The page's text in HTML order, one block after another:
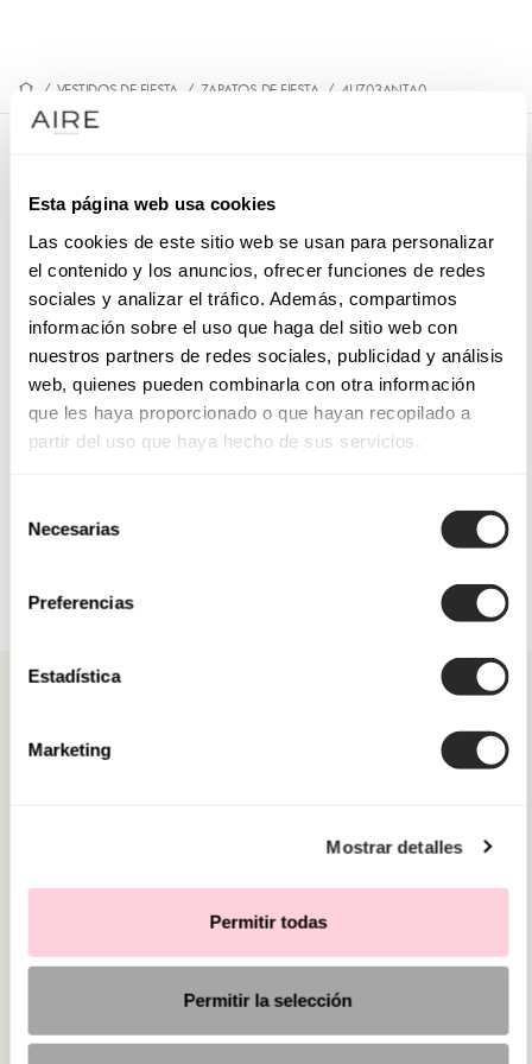
Esta página web usa cookies
Las cookies de este sitio web se usan para personalizar
el contenido y los anuncios, ofrecer funciones de redes
sociales y analizar el tráfico. Además, compartimos
información sobre el uso que haga del sitio web con
nuestros partners de redes sociales, publicidad y análisis
web, quienes pueden combinarla con otra información
que les haya proporcionado o que hayan recopilado a
partir del uso que haya hecho de sus servicios.
Necesarias
Preferencias
Estadística
Marketing
Mostrar detalles
Permitir todas
Permitir la selección
/ VESTIDOS DE FIESTA / ZAPATOS DE FIESTA / 4UZ03ANTA0
Sandalia de novia en ante. Con plataforma, tacón alto y
empeine cruzado.
PIDE CITA
¿NECESITAS AYUDA?
PUNTOS DE VENTA